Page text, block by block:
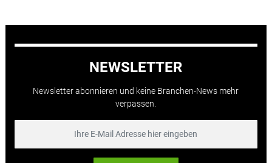
NEWSLETTER
Newsletter abonnieren und keine Branchen-News mehr
verpassen.